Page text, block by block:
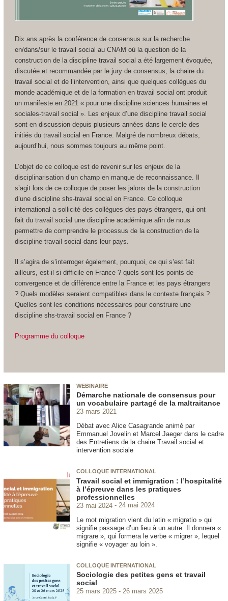
Dix ans après la conférence de consensus sur la recherche
en/dans/sur le travail social au CNAM où la question de la
construction de la discipline travail social a été largement évoquée,
discutée et recommandée par le jury de consensus, la chaire du
travail social et de l’intervention, ainsi que quelques collègues du
monde académique et de la formation en travail social ont produit
un manifeste en 2021 « pour une discipline sciences humaines et
sociales-travail social ». Les enjeux d’une discipline travail social
sont en discussion depuis plusieurs années dans le cercle des
initiés du travail social en France. Malgré de nombreux débats,
aujourd’hui, nous sommes toujours au même point.
L’objet de ce colloque est de revenir sur les enjeux de la
disciplinarisation d’un champ en manque de reconnaissance. Il
s’agit lors de ce colloque de poser les jalons de la construction
d’une discipline shs-travail social en France. Ce colloque
international a sollicité des collègues des pays étrangers, qui ont
fait du travail social une discipline académique afin de nous
permettre de comprendre le processus de la construction de la
discipline travail social dans leur pays.
Il s’agira de s’interroger également, pourquoi, ce qui s’est fait
ailleurs, est-il si difficile en France ? quels sont les points de
convergence et de différence entre la France et les pays étrangers
? Quels modèles seraient compatibles dans le contexte français ?
Quelles sont les conditions nécessaires pour construire une
discipline shs-travail social en France ?
Programme du colloque
WEBINAIRE
Démarche nationale de consensus pour
un vocabulaire partagé de la maltraitance
23 mars 2021
Débat avec Alice Casagrande animé par
Emmanuel Jovelin et Marcel Jaeger dans le cadre
des Entretiens de la chaire Travail social et
intervention sociale
COLLOQUE INTERNATIONAL
Travail social et immigration : l’hospitalité
à l’épreuve dans les pratiques
professionnelles
23 mai 2024
24 mai 2024
Le mot migration vient du latin « migratio » qui
signifie passage d’un lieu à un autre. Il donnera «
migrare », qui formera le verbe « migrer », lequel
signifie « voyager au loin ».
COLLOQUE INTERNATIONAL
Sociologie des petites gens et travail
social
25 mars 2025
26 mars 2025